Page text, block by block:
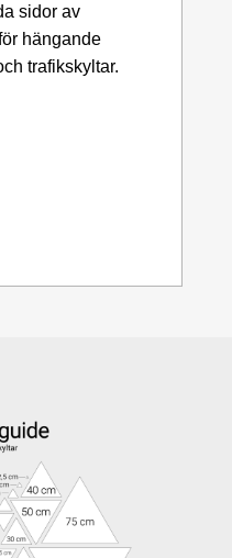
sidor av
hängande
trafikskyltar.